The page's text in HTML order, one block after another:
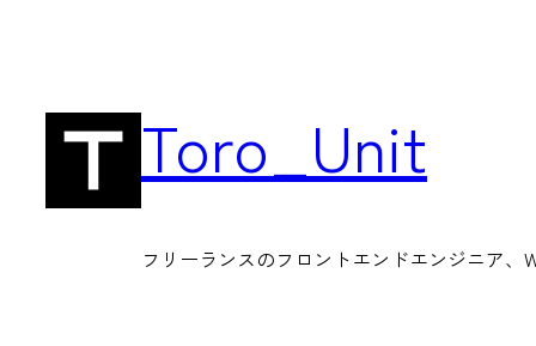
Toro_Unit
フリーランスのフロントエンドエンジニア、